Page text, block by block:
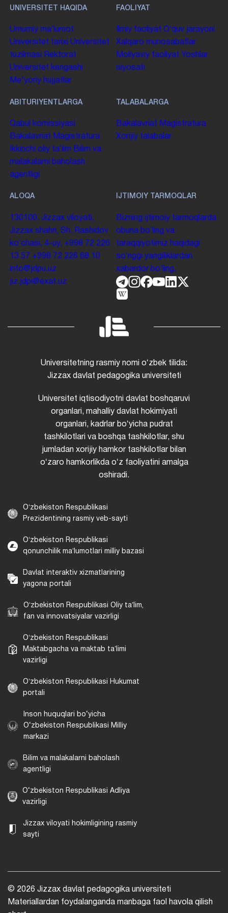
UNIVERSITET HAQIDA
Umumiy maʼlumot
Universitet tarixi Universitet
tuzilmasi
Rektorat
Universitet kengashi
Me'yoriy hujjatlar
FAOLIYAT
Ilmiy faoliyat Oʻquv jarayoni
Xalqaro munosabatlar
Moliyaviy faoliyat Yoshlar
siyosati
ABITURIYENTLARGA
Qabul komissiyasi
Bakalavriat Magistratura
Ikkinchi oliy taʼlim Bilim va
malakalarni baholash
agentligi
TALABALARGA
Bakalavriat Magistratura
Xorijiy talabalar
ALOQA
130100. Jizzax viloyati,
Jizzax shahri, Sh. Rashidov
koʻchasi, 4-uy. +998 72 226
13 57 +998 72 226 68 10
info@jdpu.uz
jiz.jdpi@exat.uz
IJTIMOIY TARMOQLAR
Bizning ijtimoiy tarmoqlarda
obuna boʻling va
taraqqiyotimiz haqidagi
soʻnggi yangiliklardan
xabardor boʻling.
Universitetning rasmiy nomi oʻzbek tilida:
Jizzax davlat pedagogika universiteti
Universitet iqtisodiyotni davlat boshqaruvi
organlari, mahalliy davlat hokimiyati
organlari, kadrlar boʻyicha pudrat
tashkilotlari va boshqa tashkilotlar, shu
jumladan xorijiy hamkor tashkilotlar bilan
oʻzaro hamkorlikda oʻz faoliyatini amalga
oshiradi.
Oʻzbekiston Respublikasi
Prezidentining rasmiy veb-sayti
Oʻzbekiston Respublikasi
qonunchilik maʼlumotlari milliy bazasi
Davlat interaktiv xizmatlarining
yagona portali
Oʻzbekiston Respublikasi Oliy taʼlim,
fan va innovatsiyalar vazirligi
Oʻzbekiston Respublikasi
Maktabgacha va maktab taʼlimi
vazirligi
Oʻzbekiston Respublikasi Hukumat
portali
Inson huquqlari bo‘yicha
O‘zbekiston Respublikasi Milliy
markazi
Bilim va malakalarni baholash
agentligi
O‘zbekiston Respublikasi Adliya
vazirligi
Jizzax viloyati hokimligining rasmiy
sayti
© 2026 Jizzax davlat pedagogika universiteti
Materiallardan foydalanganda manbaga faol havola qilish